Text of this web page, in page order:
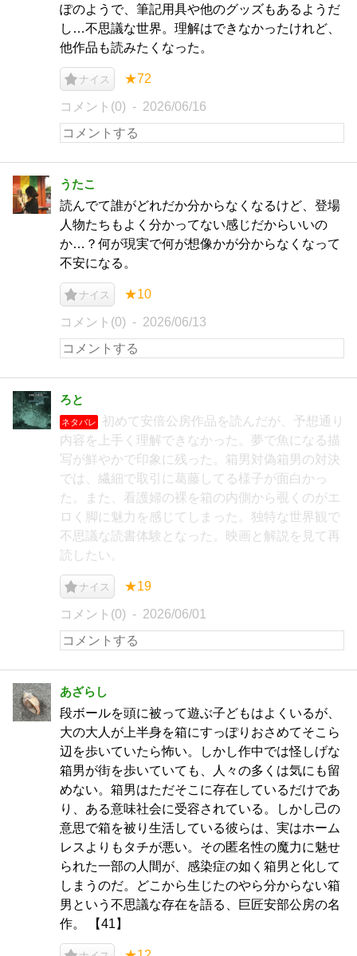
ぽのようで、筆記用具や他のグッズもあるようだ
し…不思議な世界。理解はできなかったけれど、
他作品も読みたくなった。
ナイス ★72
コメント(0) 2026/06/16
うたこ
読んでて誰がどれだか分からなくなるけど、登場
人物たちもよく分かってない感じだからいいの
か…？何が現実で何が想像かが分からなくなって
不安になる。
ナイス ★10
コメント(0) 2026/06/13
ろと
ネタバレ
初めて安倍公房作品を読んだが、予想通り
内容を上手く理解できなかった。夢で魚になる描
写が鮮やかで印象に残った。箱男対偽箱男の対決
では、繊細で取引に葛藤してる様子が面白かっ
た。また、看護婦の裸を箱の内側から覗くのがエ
ロく脚に魅力を感じてしまった。独特な世界観で
不思議な読書体験となった。映画と解説を見て再
読したい。
ナイス ★19
コメント(0) 2026/06/01
あざらし
段ボールを頭に被って遊ぶ子どもはよくいるが、
大の大人が上半身を箱にすっぽりおさめてそこら
辺を歩いていたら怖い。しかし作中では怪しげな
箱男が街を歩いていても、人々の多くは気にも留
めない。箱男はただそこに存在しているだけであ
り、ある意味社会に受容されている。しかし己の
意思で箱を被り生活している彼らは、実はホーム
レスよりもタチが悪い。その匿名性の魔力に魅せ
られた一部の人間が、感染症の如く箱男と化して
しまうのだ。どこから生じたのやら分からない箱
男という不思議な存在を語る、巨匠安部公房の名
作。 【41】